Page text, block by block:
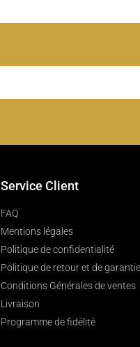
Service Client
FAQ
Mentions légales
Politique de confidentialité
Politique de retour et de garantie
Conditions Générales de ventes
Livraison
Programme de fidélité